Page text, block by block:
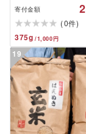
寄付金額
(0件)
375g /1,000円
19